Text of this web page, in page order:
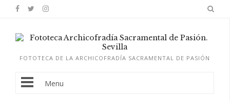
FOTOTECA DE LA ARCHICOFRADÍA SACRAMENTAL DE PASIÓN
Menu